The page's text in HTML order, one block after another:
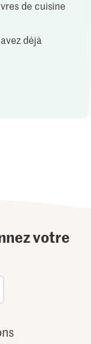
de cuisine
déjà
votre